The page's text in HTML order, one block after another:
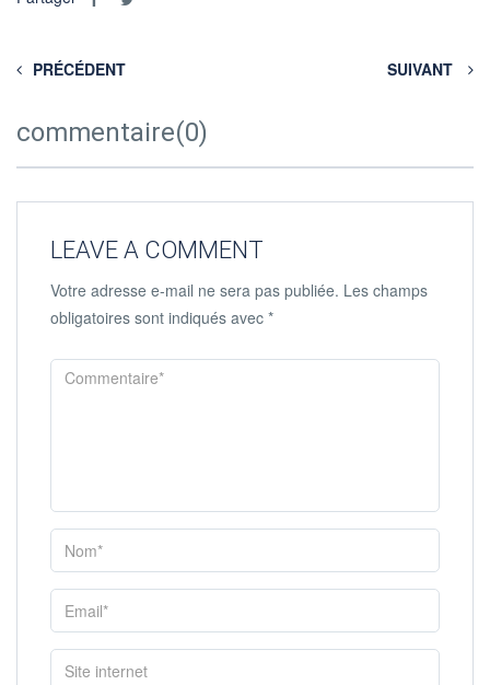
PRÉCÉDENT SUIVANT
commentaire(0)
LEAVE A COMMENT
Votre adresse e-mail ne sera pas publiée. Les champs
obligatoires sont indiqués avec *